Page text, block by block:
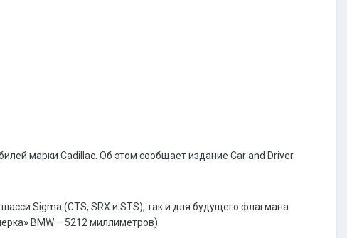
марки Cadillac. Об этом сообщает издание Car and Driver.
Sigma (CTS, SRX и STS), так и для будущего флагмана
BMW – 5212 миллиметров).